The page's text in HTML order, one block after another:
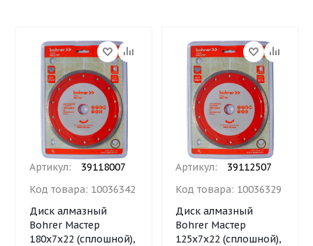
Артикул:
39118007
Код товара: 10036342
Диск алмазный
Bohrer Мастер
180х7х22 (сплошной),
Артикул:
39112507
Код товара: 10036329
Диск алмазный
Bohrer Мастер
125х7х22 (сплошной),